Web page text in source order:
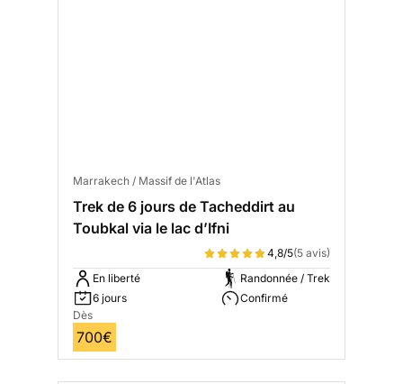
Marrakech / Massif de l'Atlas
Trek de 6 jours de Tacheddirt au
Toubkal via le lac d’Ifni
4,8/5(5 avis)
En liberté
6 jours
Randonnée / Trek
Confirmé
Dès
700€